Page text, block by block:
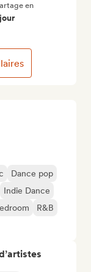
Dance pop
Indie Dance
R&B
en